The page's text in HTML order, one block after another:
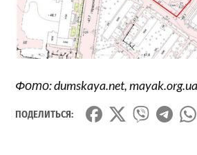
Фото: dumskaya.net, mayak.org.ua
ПОДЕЛИТЬСЯ: